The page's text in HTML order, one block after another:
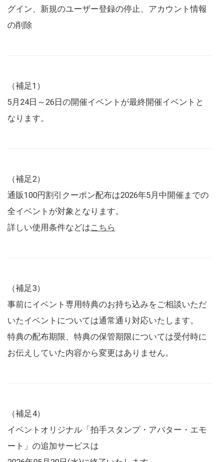
グイン、新規のユーザー登録の停止、アカウント情報
の削除
（補足1）
5月24日～26日の開催イベントが最終開催イベントと
なります。
（補足2）
通販100円割引クーポン配布は2026年5月中開催までの
全イベントが対象となります。
詳しい使用条件などはこちら
（補足3）
事前にイベント専用特典のお持ち込みをご相談いただ
いたイベントについては通常通り対応いたします。
特典の配布期限、特典の保管期限については受付時に
お伝えしていた内容から変更はありません。
（補足4）
イベントオリジナル「拍手スタンプ・アバター・エモ
ート」の追加サービスは